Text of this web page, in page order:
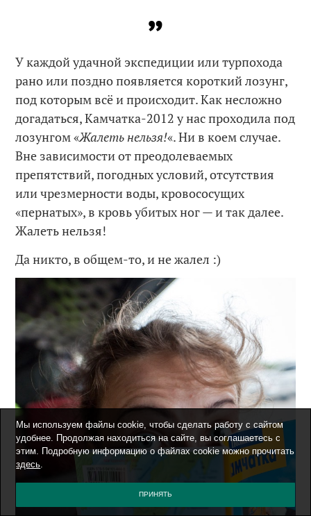
У каждой удачной экспедиции или турпохода
рано или поздно появляется короткий лозунг,
под которым всё и происходит. Как несложно
догадаться, Камчатка-2012 у нас проходила под
лозунгом «Жалеть нельзя!«. Ни в коем случае.
Вне зависимости от преодолеваемых
препятствий, погодных условий, отсутствия
или чрезмерности воды, кровососущих
«пернатых», в кровь убитых ног — и так далее.
Жалеть нельзя!
Да никто, в общем-то, и не жалел :)
Мы используем файлы cookie, чтобы сделать работу с сайтом
удобнее. Продолжая находиться на сайте, вы соглашаетесь с
этим. Подробную информацию о файлах cookie можно прочитать
здесь.
ПРИНЯТЬ